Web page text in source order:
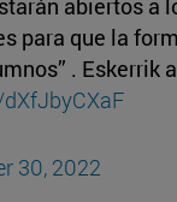
abiertos a
para que la
. Eskerrik
30, 2022